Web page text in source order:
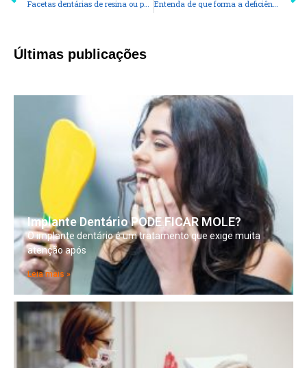
Últimas publicações
Implante Dentário PODE FICAR MOLE?
O implante dentário é um tratamento que exige muita
atenção após
Leia mais »